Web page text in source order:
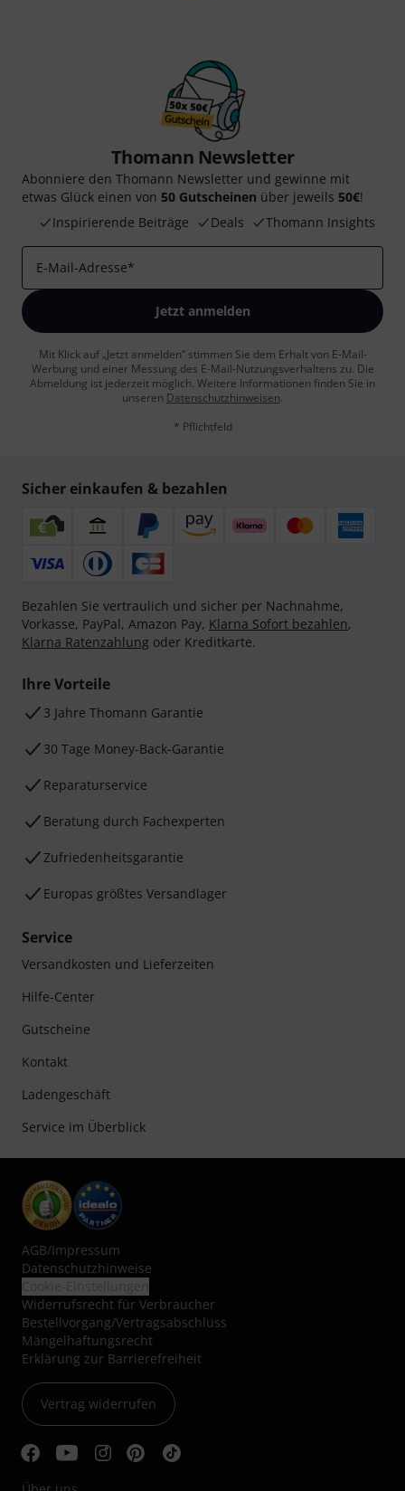
Thomann Newsletter
Abonniere den Thomann Newsletter und gewinne mit
etwas Glück einen von 50 Gutscheinen über jeweils 50€!
Inspirierende Beiträge
Deals Thomann Insights
E-Mail-Adresse*
Jetzt anmelden
Mit Klick auf „Jetzt anmelden“ stimmen Sie dem Erhalt von E-Mail-
Werbung und einer Messung des E-Mail-Nutzungsverhaltens zu. Die
Abmeldung ist jederzeit möglich. Weitere Informationen finden Sie in
unseren Datenschutzhinweisen.
* Pflichtfeld
Sicher einkaufen & bezahlen
Bezahlen Sie vertraulich und sicher per Nachnahme,
Vorkasse, PayPal, Amazon Pay, Klarna Sofort bezahlen,
Klarna Ratenzahlung oder Kreditkarte.
Ihre Vorteile
3 Jahre Thomann Garantie
30 Tage Money-Back-Garantie
Reparaturservice
Beratung durch Fachexperten
Zufriedenheitsgarantie
Europas größtes Versandlager
Service
Versandkosten und Lieferzeiten
Hilfe-Center
Gutscheine
Kontakt
Ladengeschäft
Service im Überblick
AGB/Impressum
Datenschutzhinweise
Widerrufsrecht für Verbraucher
Bestellvorgang/Vertragsabschluss
Mängelhaftungsrecht
Erklärung zur Barrierefreiheit
Vertrag widerrufen